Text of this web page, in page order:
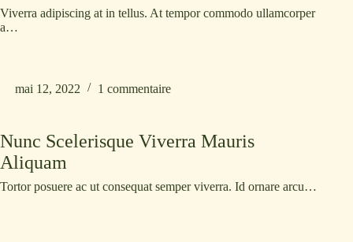
Viverra adipiscing at in tellus. At tempor commodo ullamcorper
a…
mai 12, 2022 1 commentaire
Nunc Scelerisque Viverra Mauris
Aliquam
Tortor posuere ac ut consequat semper viverra. Id ornare arcu…